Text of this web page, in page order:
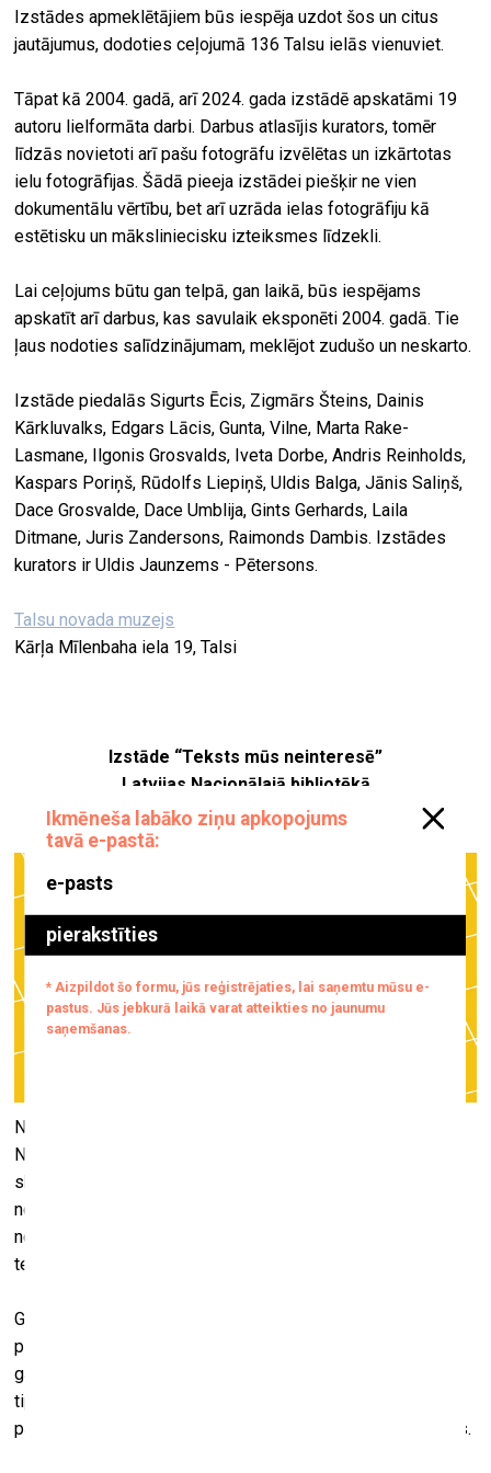
Izstādes apmeklētājiem būs iespēja uzdot šos un citus
jautājumus, dodoties ceļojumā 136 Talsu ielās vienuviet.
Tāpat kā 2004. gadā, arī 2024. gada izstādē apskatāmi 19
autoru lielformāta darbi. Darbus atlasījis kurators, tomēr
līdzās novietoti arī pašu fotogrāfu izvēlētas un izkārtotas
ielu fotogrāfijas. Šādā pieeja izstādei piešķir ne vien
dokumentālu vērtību, bet arī uzrāda ielas fotogrāfiju kā
estētisku un māksliniecisku izteiksmes līdzekli.
Lai ceļojums būtu gan telpā, gan laikā, būs iespējams
apskatīt arī darbus, kas savulaik eksponēti 2004. gadā. Tie
ļaus nodoties salīdzinājumam, meklējot zudušo un neskarto.
Izstāde piedalās Sigurts Ēcis, Zigmārs Šteins, Dainis
Kārkluvalks, Edgars Lācis, Gunta, Vilne, Marta Rake-
Lasmane, Ilgonis Grosvalds, Iveta Dorbe, Andris Reinholds,
Kaspars Poriņš, Rūdolfs Liepiņš, Uldis Balga, Jānis Saliņš,
Dace Grosvalde, Dace Umblija, Gints Gerhards, Laila
Ditmane, Juris Zandersons, Raimonds Dambis. Izstādes
kurators ir Uldis Jaunzems - Pētersons.
Talsu novada muzejs
Kārļa Mīlenbaha iela 19, Talsi
Izstāde “Teksts mūs neinteresē”
Latvijas Nacionālajā bibliotēkā
18. janvāris, 2023–30. augusts, 2025
No 18. janvāra līdz 2025. gada 30. augustam Latvijas
Nacionālās bibliotēkas (LNB) 5. stāva izstāžu zālē būs
skatāma izstāde “Teksts mūs neinteresē”. Izstāde ir viens
no centrālajiem cikla “Latviešu grāmatai 500” 2024. gada
notikumiem, izceļot grāmatas dizaina, cilvēka un
tehnoloģijas mijiedarbību.
Grāmata vienmēr ir bijusi kas vairāk par tekstu. Izstāde
pievēršas tās materialitātei un formas noturībai cauri
gadsimtiem, aplūkojot 15. un 16. gadsimtā nostiprinātos
tipografikas, maketēšanas un teksta lasāmības
pamatprincipus, kas saglabājuši savu nozīmi arī mūsdienās.